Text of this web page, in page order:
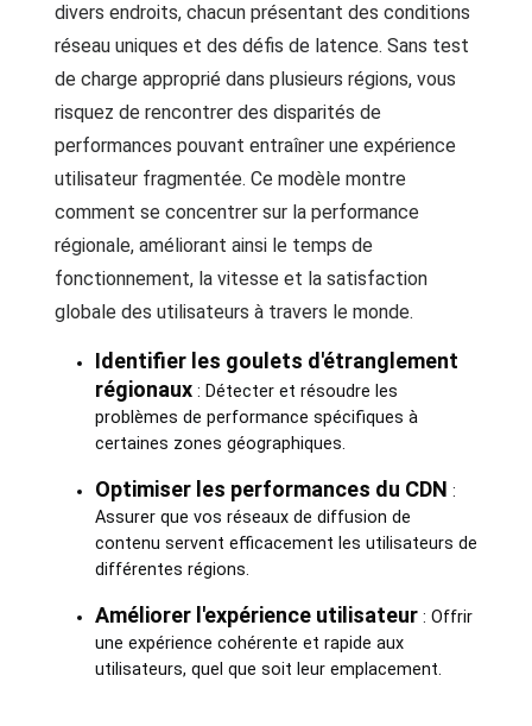
divers endroits, chacun présentant des conditions
réseau uniques et des défis de latence. Sans test
de charge approprié dans plusieurs régions, vous
risquez de rencontrer des disparités de
performances pouvant entraîner une expérience
utilisateur fragmentée. Ce modèle montre
comment se concentrer sur la performance
régionale, améliorant ainsi le temps de
fonctionnement, la vitesse et la satisfaction
globale des utilisateurs à travers le monde.
Identifier les goulets d'étranglement
régionaux: Détecter et résoudre les
problèmes de performance spécifiques à
certaines zones géographiques.
Optimiser les performances du CDN :
Assurer que vos réseaux de diffusion de
contenu servent efficacement les utilisateurs de
différentes régions.
Améliorer l'expérience utilisateur: Offrir
une expérience cohérente et rapide aux
utilisateurs, quel que soit leur emplacement.